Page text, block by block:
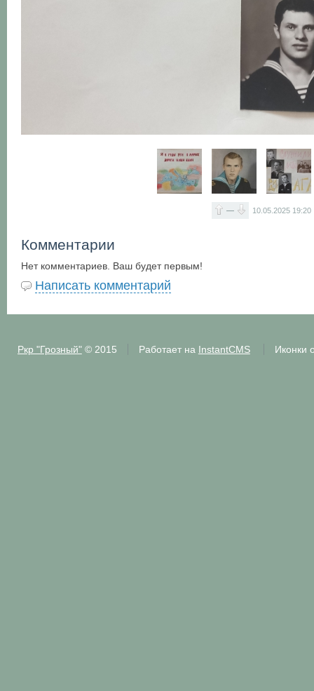
— 10.05.2025 19:20
Комментарии
Нет комментариев. Ваш будет первым!
Написать комментарий
Ркр "Грозный"© 2015 Работает на InstantCMS Иконки